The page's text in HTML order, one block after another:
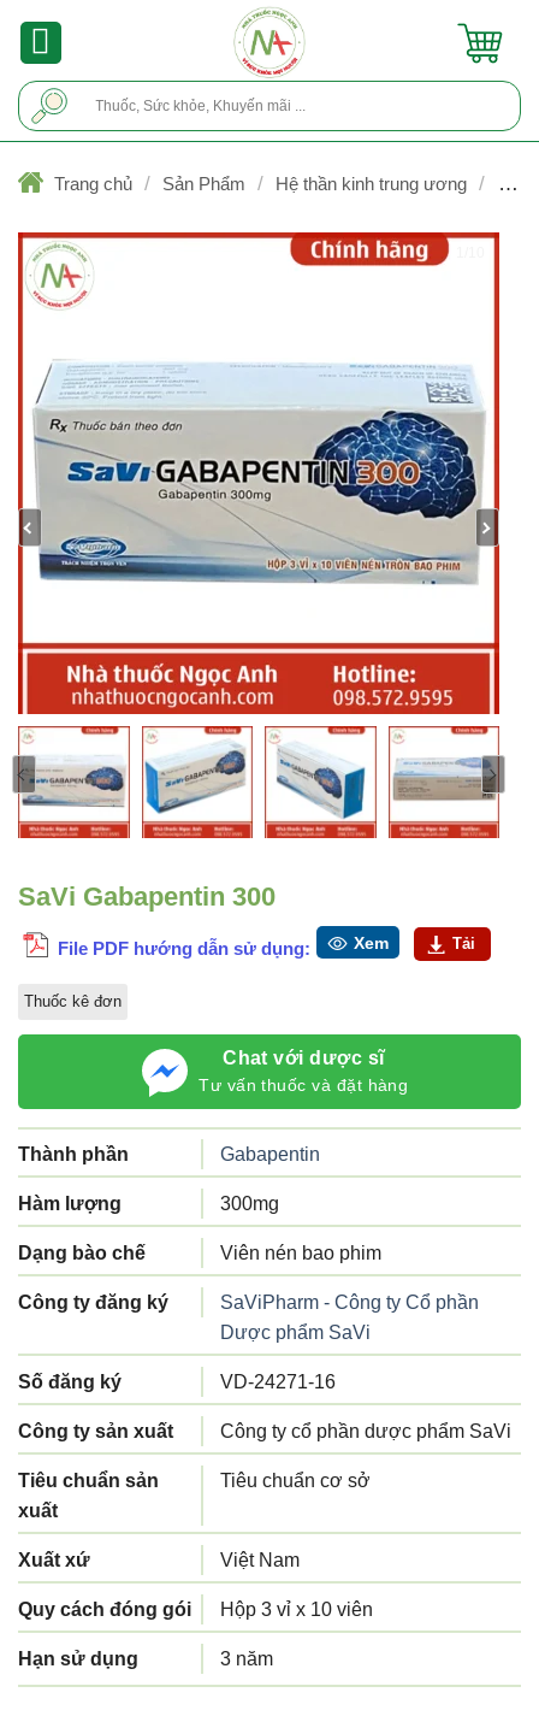
Trang chủ / Sản Phẩm / Hệ thần kinh trung ương /
Chat với dược sĩ
Tư vấn thuốc và đặt hàng
SaVi Gabapentin 300
File PDF hướng dẫn sử dụng: Xem Tải
Thuốc kê đơn
Thành phần Gabapentin
Hàm lượng 300mg
Dạng bào chế Viên nén bao phim
Công ty đăng ký
SaViPharm - Công ty Cổ phần
Dược phẩm SaVi
Số đăng ký VD-24271-16
Công ty sản xuất Công ty cổ phần dược phẩm SaVi
Tiêu chuẩn sản
xuất
Tiêu chuẩn cơ sở
Xuất xứ Việt Nam
Quy cách đóng gói Hộp 3 vỉ x 10 viên
Hạn sử dụng 3 năm